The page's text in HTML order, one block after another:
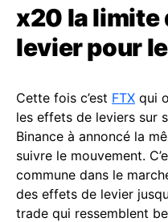
x20 la limite
levier pour
Cette fois c’est FTX qui
les effets de leviers sur
Binance à annoncé la
suivre le mouvement.
commune dans le
des effets de levier
trade qui ressemblent